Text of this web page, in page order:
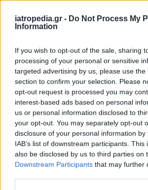
iatropedia.gr - Do Not Process My
Information
If you wish to opt-out of the sale, sharing
processing of your personal or sensitive
targeted advertising by us, please use the
section to confirm your selection. Please
opt-out request is processed you may
interest-based ads based on personal
us or personal information disclosed to
your opt-out. You may separately opt-out
disclosure of your personal information
IAB’s list of downstream participants.
also be disclosed by us to third parties on
Downstream Participants that may further
Κέντρο Υγείας
ΥΓΕΙΑ 05 Αυγούστου 2026 20:01
Πώς στυτική λειτουργία και σπέρμα
από τη ζέστη – Μέτρα προστασίας
ΕΙΔΗΣΕΙΣ 05 Αυγούστου 2026
Γλυφάδα: Επιχείρηση διάσωσης
παρασύρθηκε στα ανοιχτά